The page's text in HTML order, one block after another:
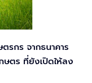
รกร จากธนาคาร
ษตร ที่ยังเปิดให้ลง